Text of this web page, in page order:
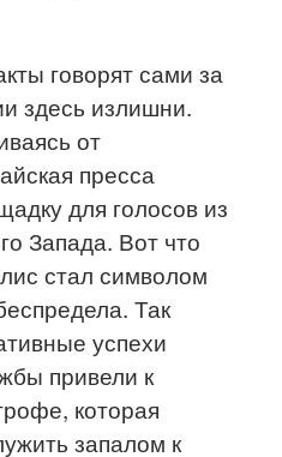
говорят сами за
здесь излишни.
от
пресса
для голосов из
Запада. Вот что
стал символом
Так
успехи
привели к
которая
запалом к